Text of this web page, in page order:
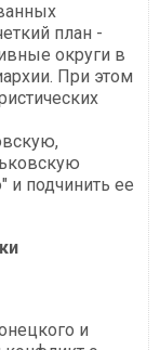
план -
округи в
При этом
подчинить ее
и